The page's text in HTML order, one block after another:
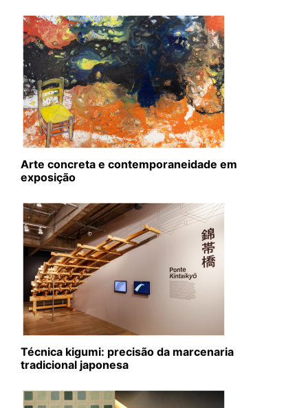
Arte concreta e contemporaneidade em
exposição
Técnica kigumi: precisão da marcenaria
tradicional japonesa